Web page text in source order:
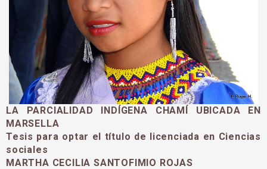
LA PARCIALIDAD INDÍGENA CHAMÍ UBICADA EN
MARSELLA
Tesis para optar el título de licenciada en Ciencias
sociales
MARTHA CECILIA SANTOFIMIO ROJAS